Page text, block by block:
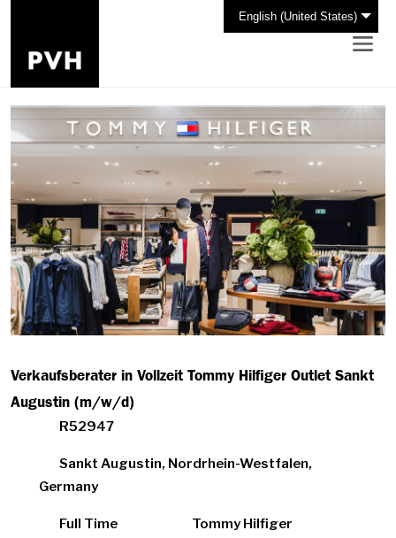
English (United States)
Verkaufsberater in Vollzeit Tommy Hilfiger Outlet Sankt
Augustin (m/w/d)
R52947
Sankt Augustin, Nordrhein-Westfalen,
Germany
Full Time Tommy Hilfiger